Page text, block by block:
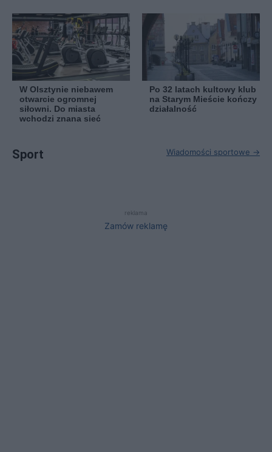
W Olsztynie niebawem
otwarcie ogromnej
siłowni. Do miasta
wchodzi znana sieć
Po 32 latach kultowy klub
na Starym Mieście kończy
działalność
Sport Wiadomości sportowe →
reklama
Zamów reklamę